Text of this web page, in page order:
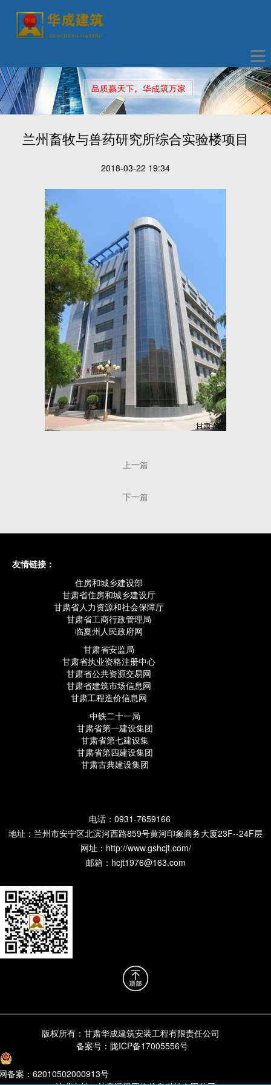
兰州畜牧与兽药研究所综合实验楼项目
2018-03-22 19:34
上一篇
下一篇
友情链接：
住房和城乡建设部
甘肃省住房和城乡建设厅
甘肃省人力资源和社会保障厅
甘肃省工商行政管理局
临夏州人民政府网
甘肃省安监局
甘肃省执业资格注册中心
甘肃省公共资源交易网
甘肃省建筑市场信息网
甘肃工程造价信息网
中铁二十一局
甘肃省第一建设集团
甘肃省第七建设集
甘肃省第四建设集团
甘肃古典建设集团
电话：0931-7659166
地址：兰州市安宁区北滨河西路859号黄河印象商务大厦23F--24F层
网址： http://www.gshcjt.com/
邮箱：hcjt1976@163.com
版权所有： 甘肃华成建筑安装工程有限责任公司
备案号： 陇ICP备17005556号
备案：62010502000913号